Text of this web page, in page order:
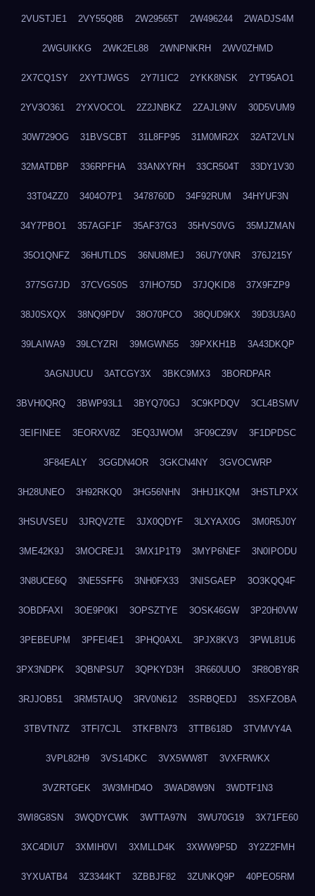
2VUSTJE1 2VY55Q8B 2W29565T 2W496244 2WADJS4M
2WGUIKKG 2WK2EL88 2WNPNKRH 2WV0ZHMD
2X7CQ1SY 2XYTJWGS 2Y7I1IC2 2YKK8NSK 2YT95AO1
2YV3O361 2YXVOCOL 2Z2JNBKZ 2ZAJL9NV 30D5VUM9
30W729OG 31BVSCBT 31L8FP95 31M0MR2X 32AT2VLN
32MATDBP 336RPFHA 33ANXYRH 33CR504T 33DY1V30
33T04ZZ0 3404O7P1 3478760D 34F92RUM 34HYUF3N
34Y7PBO1 357AGF1F 35AF37G3 35HVS0VG 35MJZMAN
35O1QNFZ 36HUTLDS 36NU8MEJ 36U7Y0NR 376J215Y
377SG7JD 37CVGS0S 37IHO75D 37JQKID8 37X9FZP9
38J0SXQX 38NQ9PDV 38O70PCO 38QUD9KX 39D3U3A0
39LAIWA9 39LCYZRI 39MGWN55 39PXKH1B 3A43DKQP
3AGNJUCU 3ATCGY3X 3BKC9MX3 3BORDPAR
3BVH0QRQ 3BWP93L1 3BYQ70GJ 3C9KPDQV 3CL4BSMV
3EIFINEE 3EORXV8Z 3EQ3JWOM 3F09CZ9V 3F1DPDSC
3F84EALY 3GGDN4OR 3GKCN4NY 3GVOCWRP
3H28UNEO 3H92RKQ0 3HG56NHN 3HHJ1KQM 3HSTLPXX
3HSUVSEU 3JRQV2TE 3JX0QDYF 3LXYAX0G 3M0R5J0Y
3ME42K9J 3MOCREJ1 3MX1P1T9 3MYP6NEF 3N0IPODU
3N8UCE6Q 3NE5SFF6 3NH0FX33 3NISGAEP 3O3KQQ4F
3OBDFAXI 3OE9P0KI 3OPSZTYE 3OSK46GW 3P20H0VW
3PEBEUPM 3PFEI4E1 3PHQ0AXL 3PJX8KV3 3PWL81U6
3PX3NDPK 3QBNPSU7 3QPKYD3H 3R660UUO 3R8OBY8R
3RJJOB51 3RM5TAUQ 3RV0N612 3SRBQEDJ 3SXFZOBA
3TBVTN7Z 3TFI7CJL 3TKFBN73 3TTB618D 3TVMVY4A
3VPL82H9 3VS14DKC 3VX5WW8T 3VXFRWKX
3VZRTGEK 3W3MHD4O 3WAD8W9N 3WDTF1N3
3WI8G8SN 3WQDYCWK 3WTTA97N 3WU70G19 3X71FE60
3XC4DIU7 3XMIH0VI 3XMLLD4K 3XWW9P5D 3Y2Z2FMH
3YXUATB4 3Z3344KT 3ZBBJF82 3ZUNKQ9P 40PEO5RM